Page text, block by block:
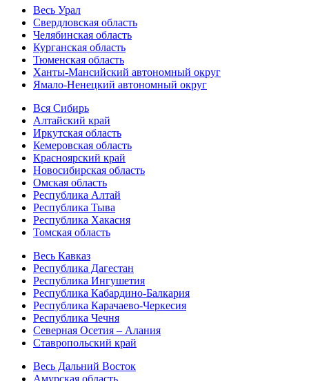
Весь Урал
Свердловская область
Челябинская область
Курганская область
Тюменская область
Ханты-Мансийский автономный округ
Ямало-Ненецкий автономный округ
Вся Сибирь
Алтайский край
Иркутская область
Кемеровская область
Красноярский край
Новосибирская область
Омская область
Республика Алтай
Республика Тыва
Республика Хакасия
Томская область
Весь Кавказ
Республика Дагестан
Республика Ингушетия
Республика Кабардино-Балкария
Республика Карачаево-Черкесия
Республика Чечня
Северная Осетия – Алания
Ставропольский край
Весь Дальний Восток
Амурская область